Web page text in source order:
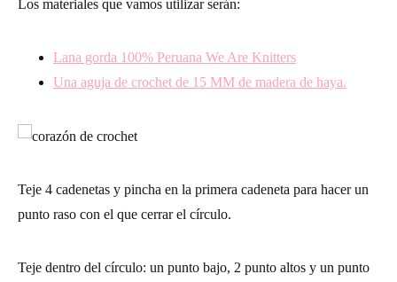
Los materiales que vamos utilizar serán:
Lana gorda 100% Peruana We Are Knitters
Una aguja de crochet de 15 MM de madera de haya.
Teje 4 cadenetas y pincha en la primera cadeneta para hacer un
punto raso con el que cerrar el círculo.
Teje dentro del círculo: un punto bajo, 2 punto altos y un punto